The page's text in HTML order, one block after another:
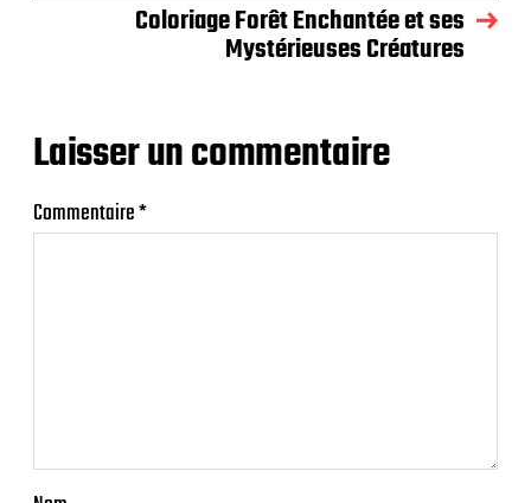
Coloriage Forêt Enchantée et ses
Mystérieuses Créatures
Laisser un commentaire
Commentaire*